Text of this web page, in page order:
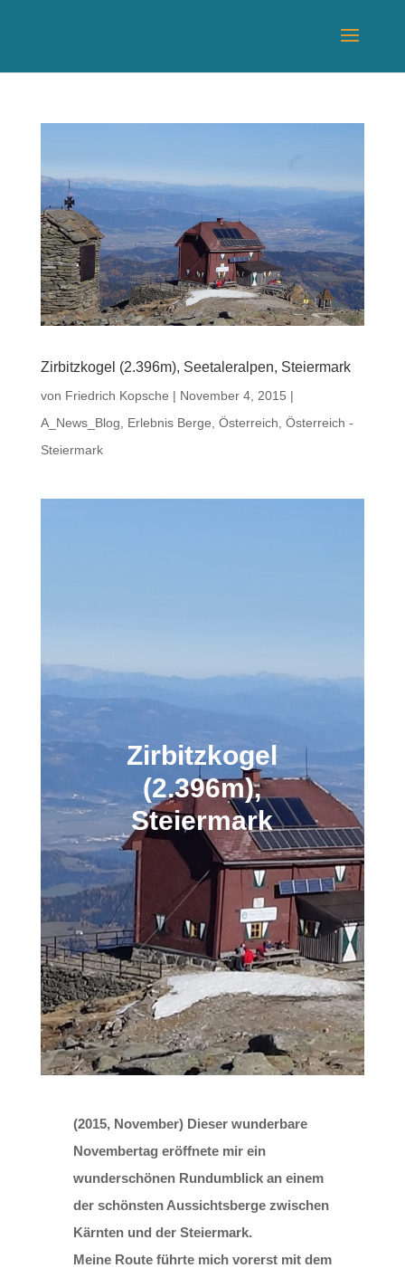
Zirbitzkogel (2.396m), Seetaleralpen, Steiermark
von Friedrich Kopsche | November 4, 2015 |
A_News_Blog
Erlebnis Berge Österreich Österreich -
Steiermark
Zirbitzkogel
(2.396m),
Steiermark
(2015, November) Dieser wunderbare
Novembertag eröffnete mir ein
wunderschönen Rundumblick an einem
der schönsten Aussichtsberge zwischen
Kärnten und der Steiermark.
Meine Route führte mich vorerst mit dem